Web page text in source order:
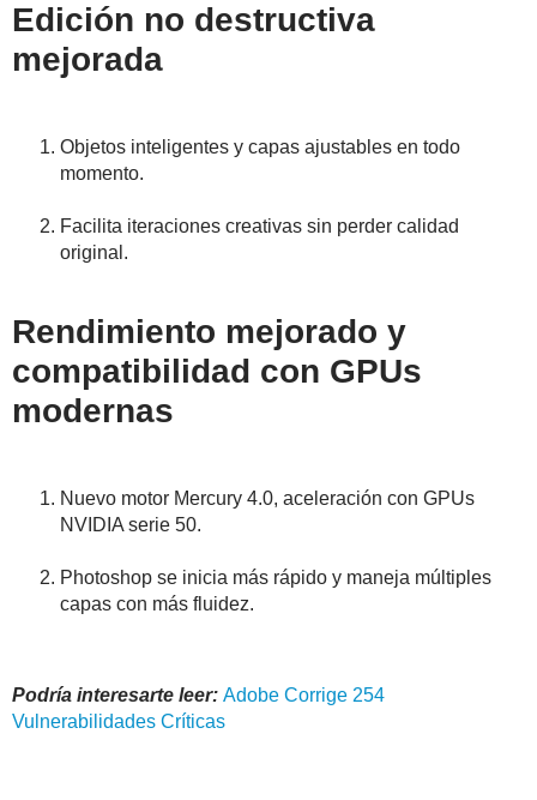
Edición no destructiva
mejorada
Objetos inteligentes y capas ajustables en todo
momento.
Facilita iteraciones creativas sin perder calidad
original.
Rendimiento mejorado y
compatibilidad con GPUs
modernas
Nuevo motor Mercury 4.0, aceleración con GPUs
NVIDIA serie 50.
Photoshop se inicia más rápido y maneja múltiples
capas con más fluidez.
Podría interesarte leer: Adobe Corrige 254
Vulnerabilidades Críticas